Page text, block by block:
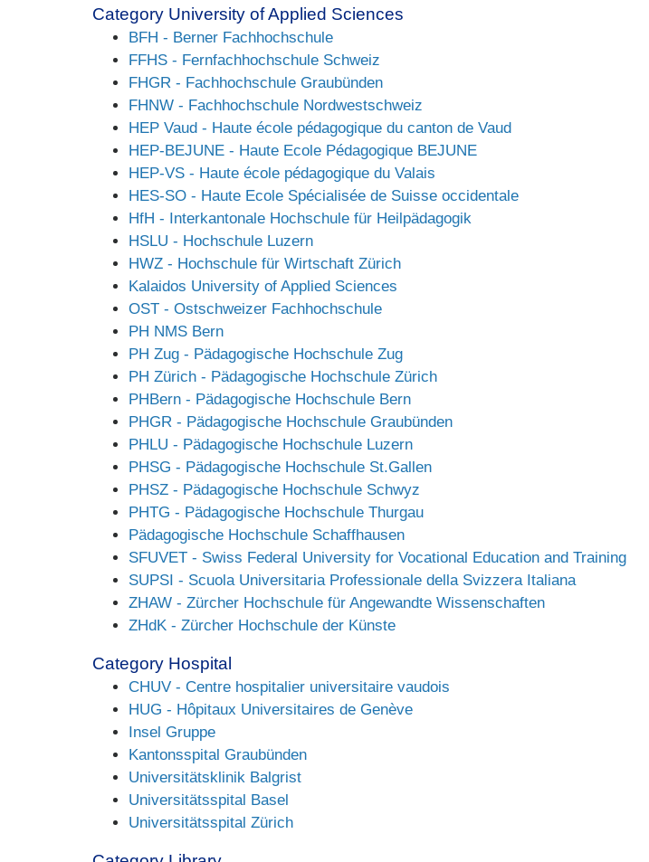
Category University of Applied Sciences
BFH - Berner Fachhochschule
FFHS - Fernfachhochschule Schweiz
FHGR - Fachhochschule Graubünden
FHNW - Fachhochschule Nordwestschweiz
HEP Vaud - Haute école pédagogique du canton de Vaud
HEP-BEJUNE - Haute Ecole Pédagogique BEJUNE
HEP-VS - Haute école pédagogique du Valais
HES-SO - Haute Ecole Spécialisée de Suisse occidentale
HfH - Interkantonale Hochschule für Heilpädagogik
HSLU - Hochschule Luzern
HWZ - Hochschule für Wirtschaft Zürich
Kalaidos University of Applied Sciences
OST - Ostschweizer Fachhochschule
PH NMS Bern
PH Zug - Pädagogische Hochschule Zug
PH Zürich - Pädagogische Hochschule Zürich
PHBern - Pädagogische Hochschule Bern
PHGR - Pädagogische Hochschule Graubünden
PHLU - Pädagogische Hochschule Luzern
PHSG - Pädagogische Hochschule St.Gallen
PHSZ - Pädagogische Hochschule Schwyz
PHTG - Pädagogische Hochschule Thurgau
Pädagogische Hochschule Schaffhausen
SFUVET - Swiss Federal University for Vocational Education and Training
SUPSI - Scuola Universitaria Professionale della Svizzera Italiana
ZHAW - Zürcher Hochschule für Angewandte Wissenschaften
ZHdK - Zürcher Hochschule der Künste
Category Hospital
CHUV - Centre hospitalier universitaire vaudois
HUG - Hôpitaux Universitaires de Genève
Insel Gruppe
Kantonsspital Graubünden
Universitätsklinik Balgrist
Universitätsspital Basel
Universitätsspital Zürich